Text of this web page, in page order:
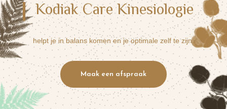
Kodiak Care Kinesiologie
helpt je in balans komen en je optimale zelf te zijn.
Maak een afspraak